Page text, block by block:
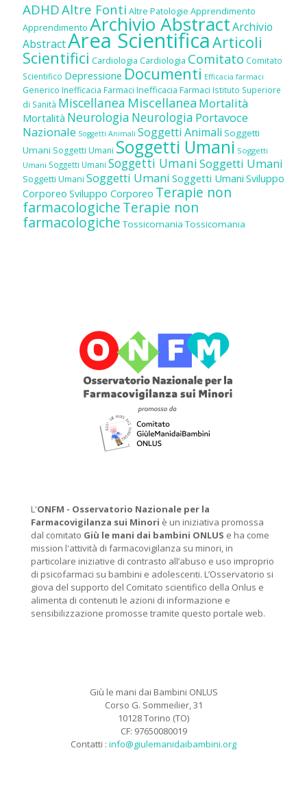
ADHDAltre Fonti Altre Patologie Apprendimento
Apprendimento Archivio AbstractArchivio
AbstractArea ScientificaArticoli
Scientifici Cardiologia Cardiologia Comitato Comitato
Scientifico Depressione Documenti Efficacia farmaci
Generico Inefficacia Farmaci Inefficacia Farmaci Istituto Superiore
di Sanità Miscellanea Miscellanea Mortalità
Mortalità Neurologia Neurologia Portavoce
Nazionale Soggetti Animali Soggetti Animali Soggetti
Umani Soggetti Umani Soggetti Umani Soggetti
Umani Soggetti Umani Soggetti UmaniSoggetti Umani
Soggetti Umani Soggetti Umani Soggetti Umani Sviluppo
Corporeo Sviluppo Corporeo Terapie non
farmacologicheTerapie non
farmacologiche Tossicomania Tossicomania
L'ONFM - Osservatorio Nazionale per la
Farmacovigilanza sui Minori è un iniziativa promossa
dal comitato Giù le mani dai bambini ONLUS e ha come
mission l'attività di farmacovigilanza su minori, in
particolare iniziative di contrasto all’abuso e uso improprio
di psicofarmaci su bambini e adolescenti. L’Osservatorio si
giova del supporto del Comitato scientifico della Onlus e
alimenta di contenuti le azioni di informazione e
sensibilizzazione promosse tramite questo portale web.
Giù le mani dai Bambini ONLUS
Corso G. Sommeilier, 31
10128 Torino (TO)
CF: 97650080019
Contatti : info@giulemanidaibambini.org